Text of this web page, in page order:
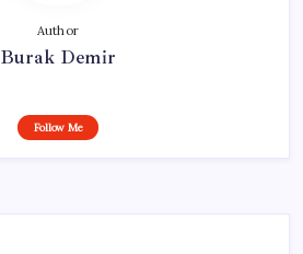
Author
Burak Demir
Follow Me